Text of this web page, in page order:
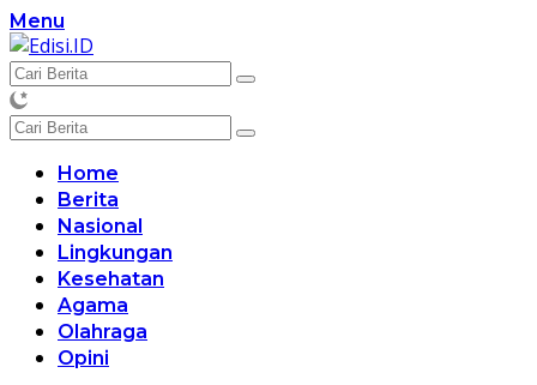
Langsung
ke
konten
Menu
Home
Berita
Nasional
Lingkungan
Kesehatan
Agama
Olahraga
Opini